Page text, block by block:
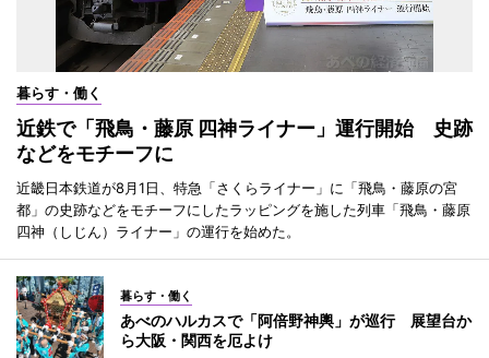
暮らす・働く
近鉄で「飛鳥・藤原 四神ライナー」運行開始 史跡
などをモチーフに
近畿日本鉄道が8月1日、特急「さくらライナー」に「飛鳥・藤原の宮
都」の史跡などをモチーフにしたラッピングを施した列車「飛鳥・藤原
四神（しじん）ライナー」の運行を始めた。
暮らす・働く
あべのハルカスで「阿倍野神輿」が巡行 展望台か
ら大阪・関西を厄よけ